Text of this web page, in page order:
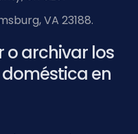
VA 23188.
o archivar los
en